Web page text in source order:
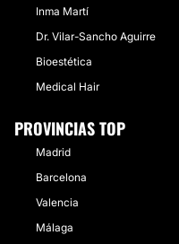
Inma Martí
Dr. Vilar-Sancho Aguirre
Bioestética
Medical Hair
PROVINCIAS TOP
Madrid
Barcelona
Valencia
Málaga